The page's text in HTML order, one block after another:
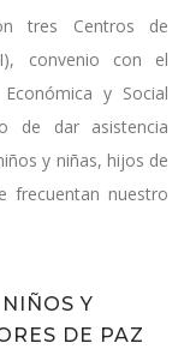
tres Centros de
convenio con el
y Social
de dar asistencia
y niñas, hijos de
frecuentan nuestro
Y
DE PAZ